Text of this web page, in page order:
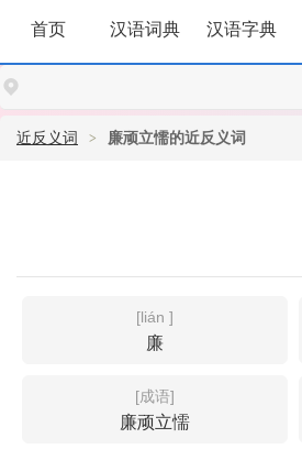
首页 汉语词典 汉语字典
近反义词 廉顽立懦的近反义词
[lián ]
廉
[成语]
廉顽立懦